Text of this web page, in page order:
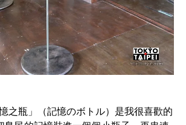
之瓶」（記憶のボトル）是我很喜歡的